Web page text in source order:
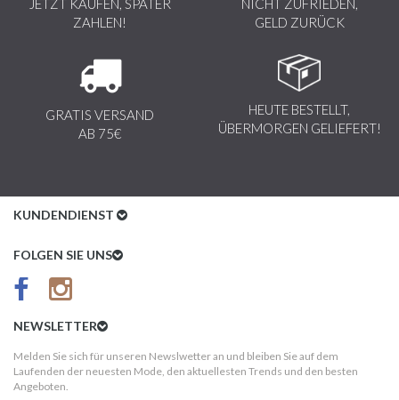
JETZT KAUFEN, SPÄTER
ZAHLEN!
NICHT ZUFRIEDEN,
GELD ZURÜCK
GRATIS VERSAND
AB 75€
HEUTE BESTELLT,
ÜBERMORGEN GELIEFERT!
KUNDENDIENST
Kundenservice
AGB
Kundeninformationen
FOLGEN SIE UNS
NEWSLETTER
Melden Sie sich für unseren Newslwetter an und bleiben Sie auf dem
Laufenden der neuesten Mode, den aktuellesten Trends und den besten
Angeboten.